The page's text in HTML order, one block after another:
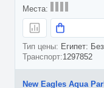
Египет:
1297852
New Eagles Aqua